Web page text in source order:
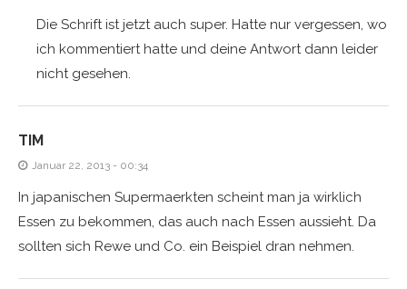
Die Schrift ist jetzt auch super. Hatte nur vergessen, wo
ich kommentiert hatte und deine Antwort dann leider
nicht gesehen.
TIM
Januar 22, 2013 - 00:34
In japanischen Supermaerkten scheint man ja wirklich
Essen zu bekommen, das auch nach Essen aussieht. Da
sollten sich Rewe und Co. ein Beispiel dran nehmen.